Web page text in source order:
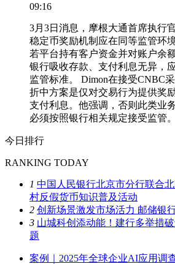
09:16
3月3日消息，摩根大通首席执行官
稳定币奖励机制应在同等监管环
若平台持有客户资金并对账户余
银行吸收存款、支付利息无异，
监管标准。 Dimon在接受CNBC
折中方案是仅对交易行为提供奖
支付利息。他强调，否则此类业
必须按照银行相关规定接受监管。
今日排行
RANKING TODAY
1 中国人民银行北京市分行联合
村反假货币知识普及活动
2 创新场景激发市场活力 邮储银
3 山城科创添动能！建行多举措
题
案例｜2025年全球企业AI应用调